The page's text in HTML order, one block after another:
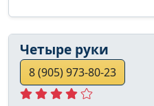
Четыре руки
8 (905) 973-80-23